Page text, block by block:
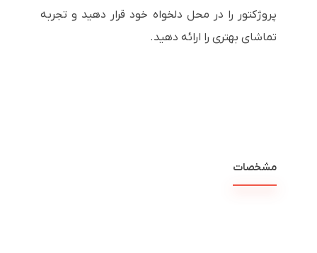
پروژکتور را در محل دلخواه خود قرار دهید و تجربه
تماشای بهتری را ارائه دهید.
مشخصات